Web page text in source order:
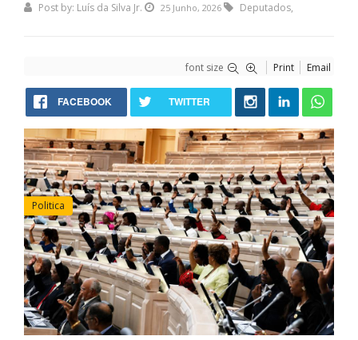
Post by: Luís da Silva Jr. 25 Junho, 2026 Deputados,
font size Print Email
FACEBOOK TWITTER
Politica